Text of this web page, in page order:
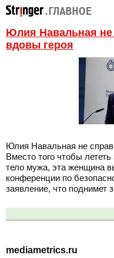
Юлия Навальная
вдовы героя
Юлия Навальная не
Вместо того чтобы
тело мужа, эта женщина
конференции по
заявление, что поднимет
mediametrics.ru